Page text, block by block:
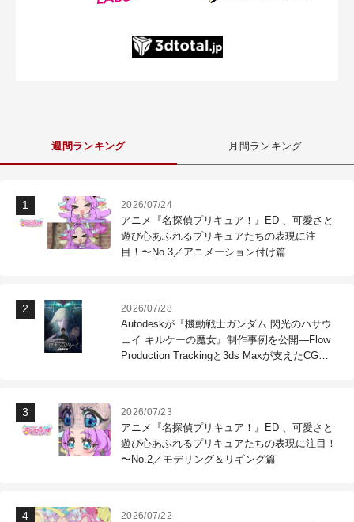
週間ランキング 月間ランキング
2026/07/24
アニメ『名探偵プリキュア！』ED 、可愛さと
遊び心あふれるプリキュアたちの表現に注
目！〜No.3／アニメーション付け篇
2026/07/28
Autodeskが『機動戦士ガンダム 閃光のハサウ
ェイ キルケーの魔女』制作事例を公開―Flow
Production Trackingと3ds Maxが支えたCG制
2026/07/23
アニメ『名探偵プリキュア！』ED 、可愛さと
遊び心あふれるプリキュアたちの表現に注目！
〜No.2／モデリング＆リギング篇
2026/07/22